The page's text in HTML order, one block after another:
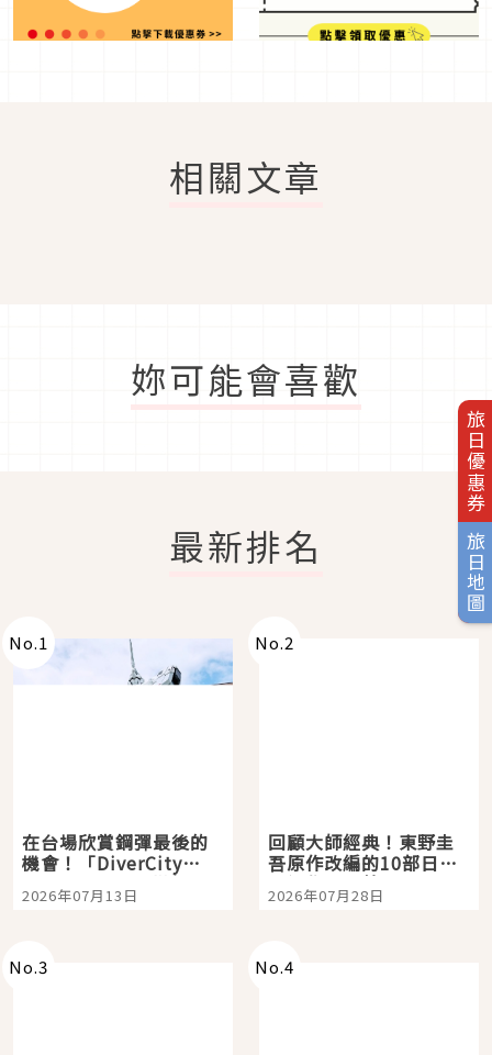
旅日優惠券
旅日地圖
相關文章
妳可能會喜歡
最新排名
No.1
在台場欣賞鋼彈最後的
機會！「DiverCity
Tokyo Plaza」搭船、
購物、美食及夜景，一
2026年07月13日
No.2
回顧大師經典！東野圭
吾原作改編的10部日本
影視作品推薦
2026年07月28日
No.3 No.4